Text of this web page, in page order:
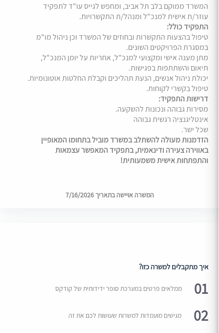
המשרד ממוקם בלב תל אביב, ומחפש לגייס עו"ד לתפקיד
עוזר/ת אישית למנכ"ל ומנהל/ת התקשרויות.
התפקיד כולל:
טיפול בהצעות התקשרות ובחוזים של המשרד וכן ניהול מו"מ
במסגרת הפרויקטים השונים.
מתן מענה אישי ומקצועי למנכ"ל, אחריות על יומן המנכ"ל,
תיאום והשתתפות בפגישות.
יכולת ניהול אנשים, הנעת תהליכים וקבלת החלטות אוטונומיות.
טיפול בקשרי לקוחות.
דרישות התפקיד:
מסירות גבוהה ונכונות להשקעה.
אינטליגנציה רגשית גבוהה
שכל ישר.
הזדמנות מעולה להשתלב במשרד מוביל בתחומו המאופיין
באווירה צעירה ודינאמית, בתפקיד המאפשר עצמאות
והתפתחות אישית משמעותית!
המשרה אויישה בתאריך 7/16/2026
איך מתקבלים למשרה כזו?
01 ממלאים פרטים במערכת סופר ידידותית של קודקס
02 מגישים מועמדות למשרות שעושות לכם את זה